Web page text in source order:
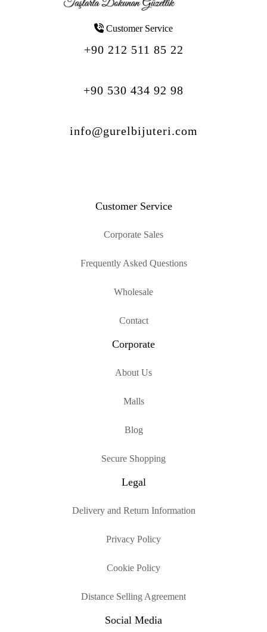
Customer Service
+90 212 511 85 22
+90 530 434 92 98
info@gurelbijuteri.com
Customer Service
Corporate Sales
Frequently Asked Questions
Wholesale
Contact
Corporate
About Us
Malls
Blog
Secure Shopping
Legal
Delivery and Return Information
Privacy Policy
Cookie Policy
Distance Selling Agreement
Social Media